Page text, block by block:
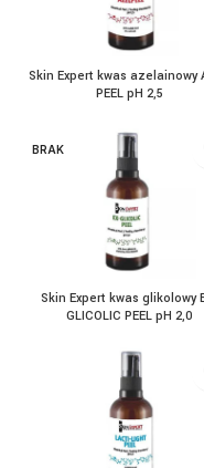
Skin Expert kwas azelainowy
PEEL pH 2,5
BRAK
Skin Expert kwas glikolowy
GLICOLIC PEEL pH 2,0